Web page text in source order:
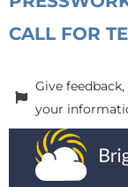
CALL FOR
Give
your